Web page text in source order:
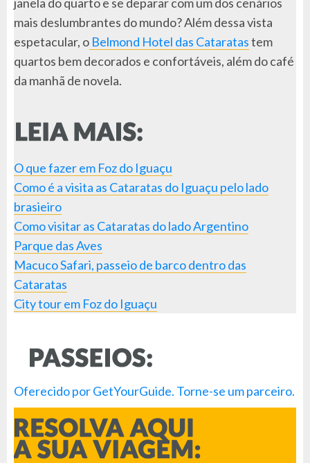
mais deslumbrantes do mundo? Além dessa vista
espetacular, o Belmond Hotel das Cataratastem
quartos bem decorados e confortáveis, além do café
da manhã de novela.
O que fazer em Foz do Iguaçu
Como é a visita as Cataratas do Iguaçu pelo lado
brasieiro
Como visitar as Cataratas do lado Argentino
Parque das Aves
Macuco Safari, passeio de barco dentro das
Cataratas
City tour em Foz do Iguaçu
Oferecido por GetYourGuide. Torne-se um parceiro.